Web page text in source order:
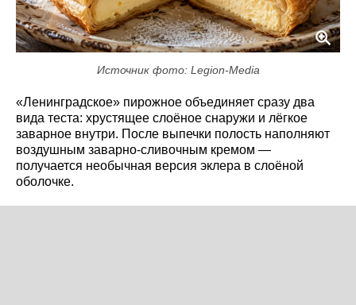
Источник фото: Legion-Media
«Ленинградское» пирожное объединяет сразу два
вида теста: хрустящее слоёное снаружи и лёгкое
заварное внутри. После выпечки полость наполняют
воздушным заварно-сливочным кремом —
получается необычная версия эклера в слоёной
оболочке.